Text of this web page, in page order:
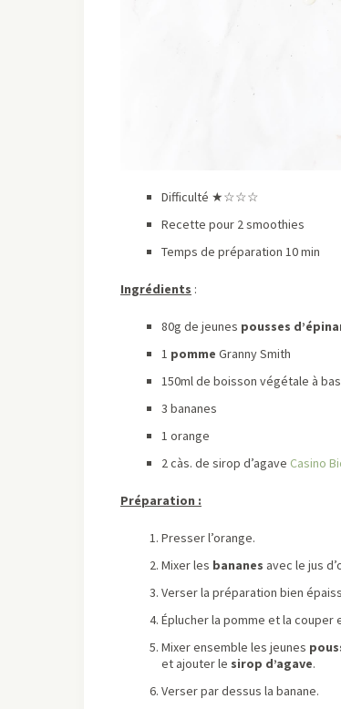
Difficulté ★☆☆☆
Recette pour 2 smoothies
Temps de préparation 10 min
Ingrédients :
80g de jeunes pousses
1 pomme Granny Smith
150ml de boisson végétale à
3 bananes
1 orange
2 càs. de sirop d’agave Casino
Préparation :
Presser l’orange.
Mixer les bananes avec le jus
Verser la préparation bien
Éplucher la pomme et la couper
Mixer ensemble les jeunes
et ajouter le sirop d’agave.
Verser par dessus la banane.